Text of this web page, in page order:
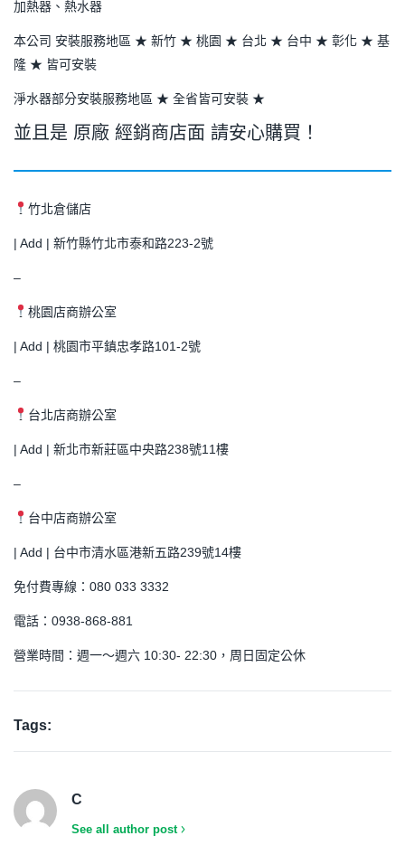
加熱器、熱水器
本公司 安裝服務地區 ★ 新竹 ★ 桃園 ★ 台北 ★ 台中 ★ 彰化 ★ 基
隆 ★ 皆可安裝
淨水器部分安裝服務地區 ★ 全省皆可安裝 ★
並且是 原廠 經銷商店面 請安心購買！
竹北倉儲店
| Add | 新竹縣竹北市泰和路223-2號
–
桃園店商辦公室
| Add | 桃園市平鎮忠孝路101-2號
–
台北店商辦公室
| Add | 新北市新莊區中央路238號11樓
–
台中店商辦公室
| Add | 台中市清水區港新五路239號14樓
免付費專線：080 033 3332
電話：0938-868-881
營業時間：週一～週六 10:30- 22:30，周日固定公休
Tags:
C
See all author post